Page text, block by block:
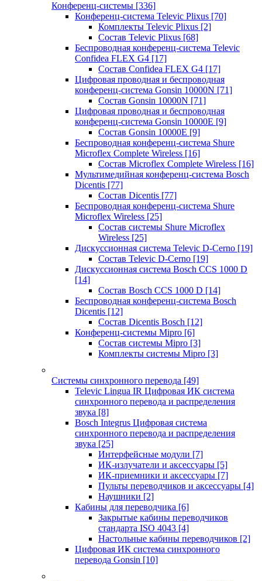
Конференц-системы [336]
Конференц-система Televic Plixus [70]
Комплекты Televic Plixus [2]
Состав Televic Plixus [68]
Беспроводная конференц-система Televic
Confidea FLEX G4 [17]
Состав Confidea FLEX G4 [17]
Цифровая проводная и беспроводная
конференц-система Gonsin 10000N [71]
Состав Gonsin 10000N [71]
Цифровая проводная и беспроводная
конференц-система Gonsin 10000E [9]
Состав Gonsin 10000E [9]
Беспроводная конференц-система Shure
Microflex Complete Wireless [16]
Состав Microflex Complete Wireless [16]
Мультимедийная конференц-система Bosch
Dicentis [77]
Состав Dicentis [77]
Беспроводная конференц-система Shure
Microflex Wireless [25]
Состав системы Shure Microflex
Wireless [25]
Дискуссионная система Televic D-Cerno [19]
Состав Televic D-Cerno [19]
Дискуссионная система Bosch CCS 1000 D
[14]
Состав Bosch CCS 1000 D [14]
Беспроводная конференц-система Bosch
Dicentis [12]
Состав Dicentis Bosch [12]
Конференц-системы Mipro [6]
Состав системы Mipro [3]
Комплекты системы Mipro [3]
Системы синхронного перевода [49]
Televic Lingua IR Цифровая ИК система
синхронного перевода и распределения
звука [8]
Bosch Integrus Цифровая система
синхронного перевода и распределения
звука [25]
Интерфейсные модули [7]
ИК-излучатели и аксессуары [5]
ИК-приемники и аксессуары [7]
Пульты переводчиков и аксессуары [4]
Наушники [2]
Кабины для переводчика [6]
Закрытые кабины переводчиков
стандарта ISO 4043 [4]
Настольные кабины переводчиков [2]
Цифровая ИК система синхронного
перевода Gonsin [10]